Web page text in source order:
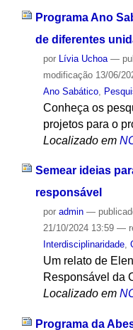
Programa Ano
de diferentes
por Lívia Uchoa —
modificação13/06/
Ano Sabático,
Conheça os
projetos para o
Localizado em
Semear ideias
responsável
por admin —
21/10/2024 13:59 —
Interdisciplinaridade,
Um relato de
Responsável da
Localizado em
Programa da